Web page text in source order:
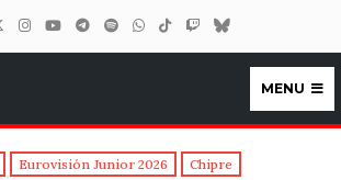
España
MENU
Eurovisión Junior 2026 Chipre